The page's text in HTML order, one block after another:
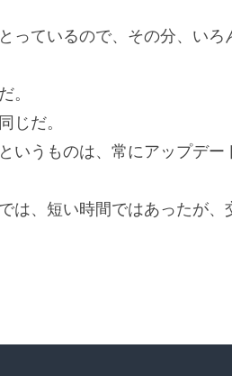
っているので、その分、いろ
。
じだ。
いうものは、常にアップデー
は、短い時間ではあったが、